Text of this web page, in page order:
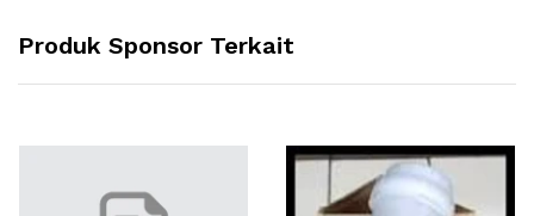
Produk Sponsor Terkait